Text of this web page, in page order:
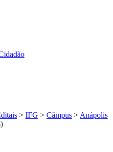
> IFG > Câmpus >Anápolis